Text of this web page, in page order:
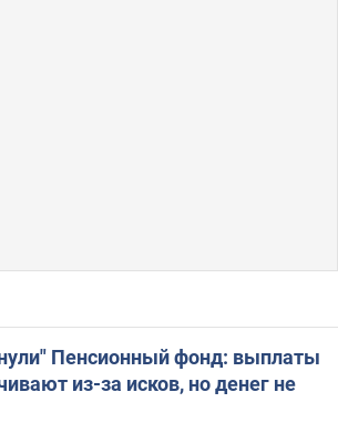
Пенсионный фонд: выплаты
из-за исков, но денег не